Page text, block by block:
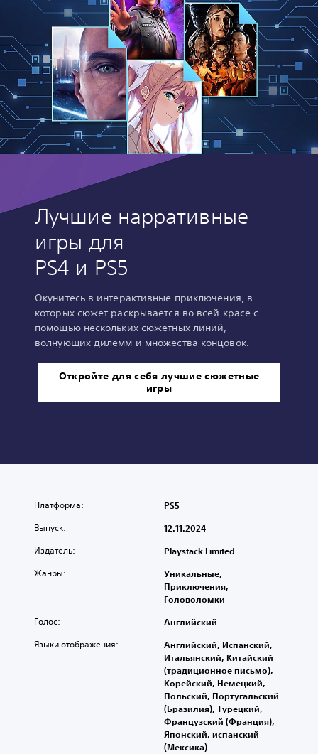
Лучшие нарративные
игры для
PS4 и PS5
Окунитесь в интерактивные приключения, в
которых сюжет раскрывается во всей красе с
помощью нескольких сюжетных линий,
волнующих дилемм и множества концовок.
Откройте для себя лучшие сюжетные
игры
Платформа: PS5
Выпуск: 12.11.2024
Издатель: Playstack Limited
Жанры:
Уникальные,
Приключения,
Головоломки
Голос: Английский
Языки отображения:
Английский, Испанский,
Итальянский, Китайский
(традиционное письмо),
Корейский, Немецкий,
Польский, Португальский
(Бразилия), Турецкий,
Французский (Франция),
Японский, испанский
(Мексика)